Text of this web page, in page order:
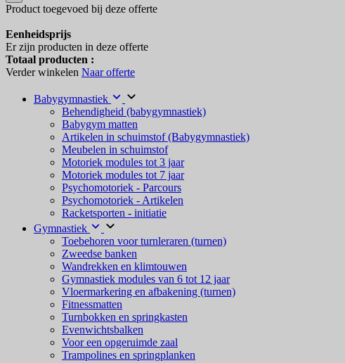
Product toegevoed bij deze offerte
Eenheidsprijs
Er zijn producten in deze offerte
Totaal producten :
Verder winkelen Naar offerte
Babygymnastiek
Behendigheid (babygymnastiek)
Babygym matten
Artikelen in schuimstof (Babygymnastiek)
Meubelen in schuimstof
Motoriek modules tot 3 jaar
Motoriek modules tot 7 jaar
Psychomotoriek - Parcours
Psychomotoriek - Artikelen
Racketsporten - initiatie
Gymnastiek
Toebehoren voor turnleraren (turnen)
Zweedse banken
Wandrekken en klimtouwen
Gymnastiek modules van 6 tot 12 jaar
Vloermarkering en afbakening (turnen)
Fitnessmatten
Turnbokken en springkasten
Evenwichtsbalken
Voor een opgeruimde zaal
Trampolines en springplanken